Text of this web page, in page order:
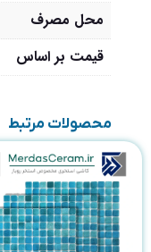
محل مصرف
قیمت بر اساس
محصولات مرتبط